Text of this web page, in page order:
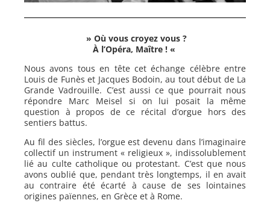
» Où vous croyez vous ?
À l’Opéra, Maître ! «
Nous avons tous en tête cet échange célèbre entre
Louis de Funès et Jacques Bodoin, au tout début de La
Grande Vadrouille. C’est aussi ce que pourrait nous
répondre Marc Meisel si on lui posait la même
question à propos de ce récital d’orgue hors des
sentiers battus.
Au fil des siècles, l’orgue est devenu dans l’imaginaire
collectif un instrument « religieux », indissolublement
lié au culte catholique ou protestant. C’est que nous
avons oublié que, pendant très longtemps, il en avait
au contraire été écarté à cause de ses lointaines
origines païennes, en Grèce et à Rome.